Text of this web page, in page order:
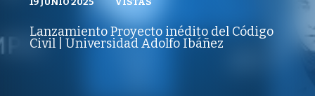
CÁTEDRAS UAI | IDEAS SIN TIEMPO
REPRODUCCIONES
VISTAS
Lanzamiento Proyecto inédito del Código
Civil | Universidad Adolfo Ibáñez
VISTAS